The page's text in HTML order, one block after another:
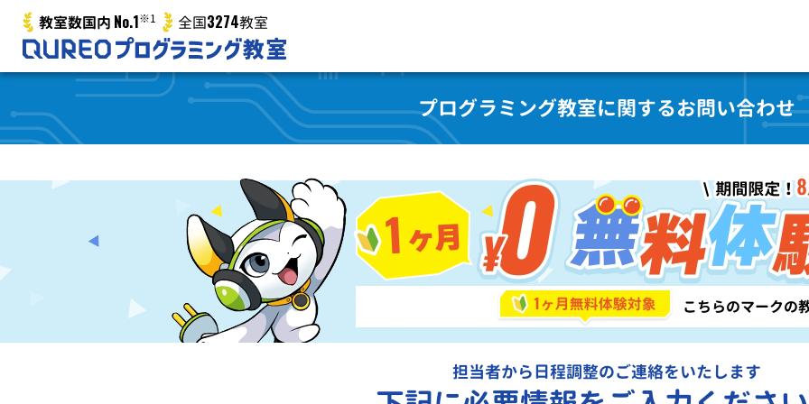
教室数国内 No.1※1 全国3274教室
プログラミング教室に関するお問い合わせ
担当者から日程調整のご連絡をいたします